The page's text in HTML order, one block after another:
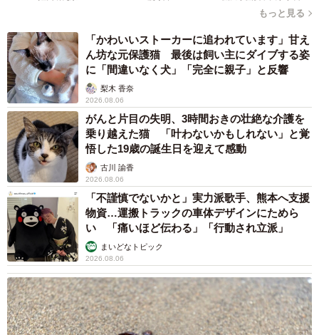
ms.co.jp/news/pressrelease/4417255882/
もっと見る
「かわいいストーカーに追われています」甘え
ん坊な元保護猫 最後は飼い主にダイブする姿
に「間違いなく犬」「完全に親子」と反響
梨木 香奈
2026.08.06
がんと片目の失明、3時間おきの壮絶な介護を
乗り越えた猫 「叶わないかもしれない」と覚
悟した19歳の誕生日を迎えて感動
古川 諭香
2026.08.06
「不謹慎でないかと」実力派歌手、熊本へ支援
物資…運搬トラックの車体デザインにためら
い 「痛いほど伝わる」「行動され立派」
まいどなトピック
2026.08.06